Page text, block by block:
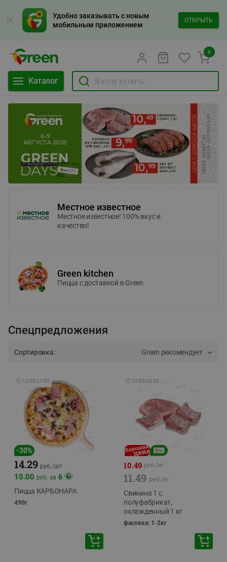
Удобно заказывать с новым
мобильным приложением
ОТКРЫТЬ
Каталог
0
Местное известное
Местное известное! 100% вкус и
качество!
Green kitchen
Пицца c доставкой в Green
Спецпредложения
Сортировка: Green рекомендует
🕘 12:00-21:00
-30%
14.29 руб./шт
10.00 руб. за 6
Пицца КАРБОНАРА
490г
🕘 12:00-20:00
10.49 руб./кг
11.49 руб./кг
Свинина 1 с.
полуфабрикат,
охлажденный 1 кг
фасовка: 1-2кг